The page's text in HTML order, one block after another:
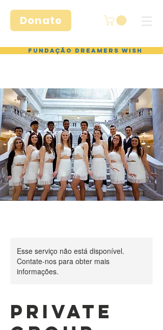
Donate
Fundação Dreamers Wish
Esse serviço não está disponível.
Contate-nos para obter mais
informações.
Private